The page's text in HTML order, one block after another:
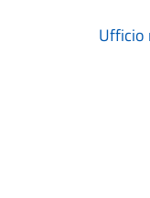
Ufficio